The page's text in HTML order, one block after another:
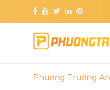
Phương Trường An